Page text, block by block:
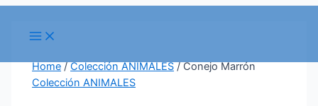
Main
Menu
Home/Colección ANIMALES/ Conejo Marrón
Colección ANIMALES